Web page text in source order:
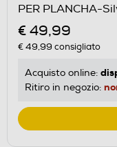
PER PLANCHA-
€ 49,99
€ 49,99 consigliato
Acquisto online:
Ritiro in negozio: